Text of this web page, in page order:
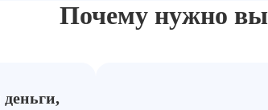
Почему нужно